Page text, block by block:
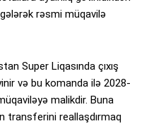
rəsmi müqavilə
Super Liqasında çıxış
və bu komanda ilə 2028-
malikdir. Buna
transferini reallaşdırmaq